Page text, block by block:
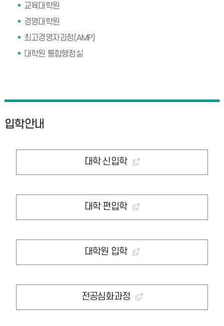
교육대학원
경영대학원
최고경영자과정(AMP)
대학원 통합행정실
입학안내
대학 신입학
대학 편입학
대학원 입학
전공심화과정